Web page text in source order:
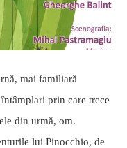
mai familiară
prin care trece
din urmă, om.
lui Pinocchio, de